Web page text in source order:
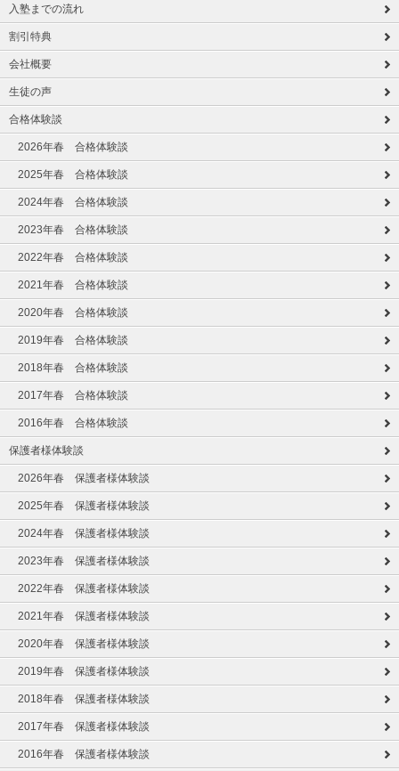
入塾までの流れ
割引特典
会社概要
生徒の声
合格体験談
2026年春 合格体験談
2025年春 合格体験談
2024年春 合格体験談
2023年春 合格体験談
2022年春 合格体験談
2021年春 合格体験談
2020年春 合格体験談
2019年春 合格体験談
2018年春 合格体験談
2017年春 合格体験談
2016年春 合格体験談
保護者様体験談
2026年春 保護者様体験談
2025年春 保護者様体験談
2024年春 保護者様体験談
2023年春 保護者様体験談
2022年春 保護者様体験談
2021年春 保護者様体験談
2020年春 保護者様体験談
2019年春 保護者様体験談
2018年春 保護者様体験談
2017年春 保護者様体験談
2016年春 保護者様体験談